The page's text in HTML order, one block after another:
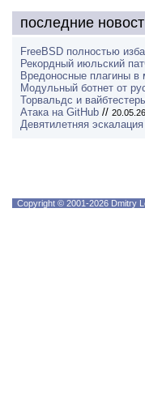
последние
FreeBSD полностью
Рекордный июльский
Вредоносные плагины в
Модульный ботнет от
Торвальдс и
Атака на GitHub //
Девятилетняя
Copyright © 2001-2026 Dmitry